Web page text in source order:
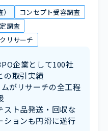
コンセプト受容調査
調査
リサーチ
企業として100社
の取引実績
がリサーチの全工程
スト品発送・回収な
ションも円滑に遂行